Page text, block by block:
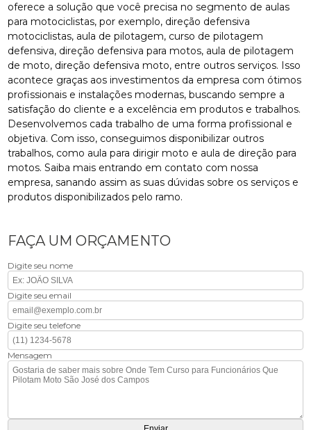
oferece a solução que você precisa no segmento de aulas
para motociclistas, por exemplo, direção defensiva
motociclistas, aula de pilotagem, curso de pilotagem
defensiva, direção defensiva para motos, aula de pilotagem
de moto, direção defensiva moto, entre outros serviços. Isso
acontece graças aos investimentos da empresa com ótimos
profissionais e instalações modernas, buscando sempre a
satisfação do cliente e a excelência em produtos e trabalhos.
Desenvolvemos cada trabalho de uma forma profissional e
objetiva. Com isso, conseguimos disponibilizar outros
trabalhos, como aula para dirigir moto e aula de direção para
motos. Saiba mais entrando em contato com nossa
empresa, sanando assim as suas dúvidas sobre os serviços e
produtos disponibilizados pelo ramo.
FAÇA UM ORÇAMENTO
Digite seu nome
Digite seu email
Digite seu telefone
Mensagem